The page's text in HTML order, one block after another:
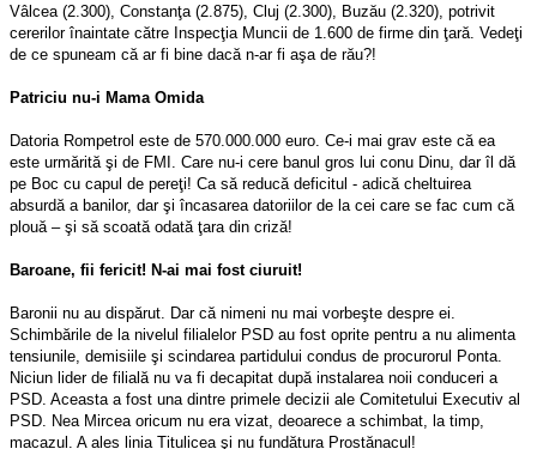
Vâlcea (2.300), Constanţa (2.875), Cluj (2.300), Buzău (2.320), potrivit
cererilor înaintate către Inspecţia Muncii de 1.600 de firme din ţară. Vedeţi
de ce spuneam că ar fi bine dacă n-ar fi aşa de rău?!
Patriciu nu-i Mama Omida
Datoria Rompetrol este de 570.000.000 euro. Ce-i mai grav este că ea
este urmărită şi de FMI. Care nu-i cere banul gros lui conu Dinu, dar îl dă
pe Boc cu capul de pereţi! Ca să reducă deficitul - adică cheltuirea
absurdă a banilor, dar şi încasarea datoriilor de la cei care se fac cum că
plouă – şi să scoată odată ţara din criză!
Baroane, fii fericit! N-ai mai fost ciuruit!
Baronii nu au dispărut. Dar că nimeni nu mai vorbeşte despre ei.
Schimbările de la nivelul filialelor PSD au fost oprite pentru a nu alimenta
tensiunile, demisiile şi scindarea partidului condus de procurorul Ponta.
Niciun lider de filială nu va fi decapitat după instalarea noii conduceri a
PSD. Aceasta a fost una dintre primele decizii ale Comitetului Executiv al
PSD. Nea Mircea oricum nu era vizat, deoarece a schimbat, la timp,
macazul. A ales linia Titulicea şi nu fundătura Prostănacul!